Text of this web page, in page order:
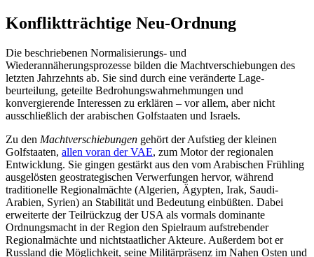
Konfliktträchtige Neu-Ordnung
Die beschriebenen Normalisierungs- und
Wiederannäherungsprozesse bilden die Machtverschiebungen des
letzten Jahrzehnts ab. Sie sind durch eine veränderte Lage­
beurteilung, geteilte Bedrohungswahrneh­mungen und
konvergierende Interessen zu erklären – vor allem, aber nicht
ausschließ­lich der arabischen Golfstaaten und Israels.
Zu den Machtverschiebungen gehört der Aufstieg der kleinen
Golfstaaten, allen voran der VAE, zum Motor der regionalen
Entwicklung. Sie gingen gestärkt aus den vom Arabischen Frühling
ausgelösten geo­strategischen Verwerfungen hervor, wäh­rend
traditionelle Regionalmächte (Alge­rien, Ägypten, Irak, Saudi-
Arabien, Syrien) an Stabilität und Bedeutung einbüßten. Dabei
erweiterte der Teilrückzug der USA als vormals dominante
Ordnungsmacht in der Region den Spielraum aufstrebender
Regionalmächte und nichtstaatlicher Ak­teure. Außerdem bot er
Russland die Möglichkeit, seine Militärpräsenz im Nahen Osten und